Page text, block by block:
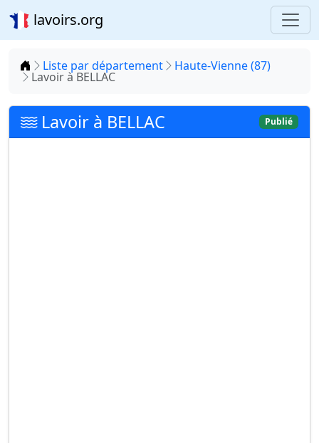
lavoirs.org
Accueil
Liste par département Haute-Vienne (87)
Lavoir à BELLAC
Lavoir à BELLAC Publié